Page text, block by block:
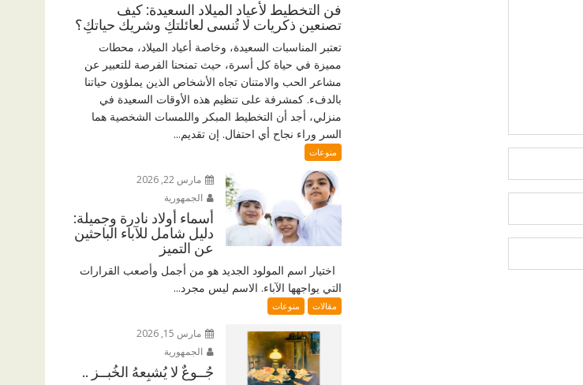
فن التخطيط لأعياد الميلاد السعيدة: كيف
تصنعين ذكريات لا تُنسى لعائلتكِ وشريك حياتكِ؟
تعتبر المناسبات السعيدة، وخاصة أعياد الميلاد، محطات
مميزة في حياة كل أسرة، حيث تمنحنا الفرصة للتعبير عن
مشاعر الحب والامتنان تجاه الأشخاص الذين يملؤون حياتنا
بالدفء. كمشرفة على تنظيم هذه الأوقات السعيدة في
منزلي، أجد أن التخطيط المبكر واللمسات الشخصية هما
السر وراء نجاح أي احتفال. إن تقديم...
منوعات
مارس 22, 2026
الجمهورية
أسماء أولاد نادرة وجميلة:
دليل شامل للآباء الباحثين
عن التميز
اختيار اسم المولود الجديد هو من أجمل وأصعب القرارات
التي يواجهها الآباء. الاسم ليس مجرد...
مقالات منوعات
مارس 15, 2026
الجمهورية
جُــوعٌ لا يُشبِعهُ الخُبــز ..